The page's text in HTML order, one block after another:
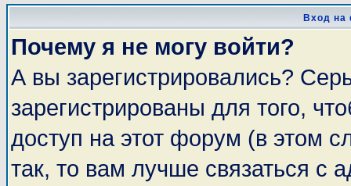
Вход на
Почему я не могу войти?
А вы зарегистрировались?
зарегистрированы для того,
доступ на этот форум (в этом
так, то вам лучше связаться с